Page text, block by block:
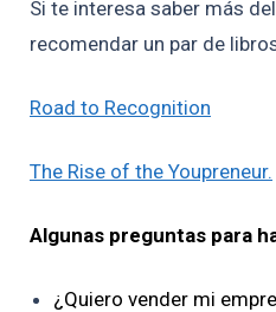
Si te interesa saber más
recomendar un par de
Road to Recognition
The Rise of the Youpreneur.
Algunas preguntas para
¿Quiero vender mi